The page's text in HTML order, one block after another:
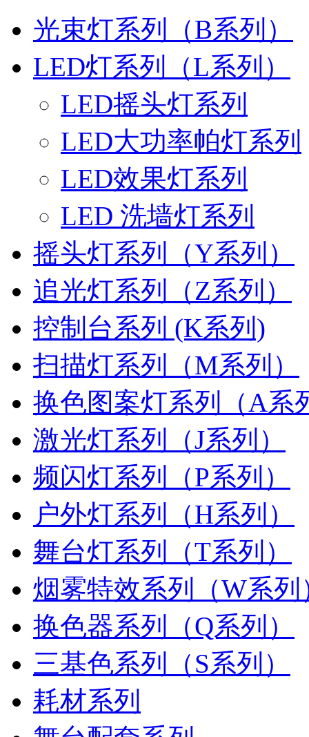
光束灯系列（B系列）
LED灯系列（L系列）
LED摇头灯系列
LED大功率帕灯系列
LED效果灯系列
LED 洗墙灯系列
摇头灯系列（Y系列）
追光灯系列（Z系列）
控制台系列 (K系列)
扫描灯系列（M系列）
换色图案灯系列（A系
激光灯系列（J系列）
频闪灯系列（P系列）
户外灯系列（H系列）
舞台灯系列（T系列）
烟雾特效系列（W系列
换色器系列（Q系列）
三基色系列（S系列）
耗材系列